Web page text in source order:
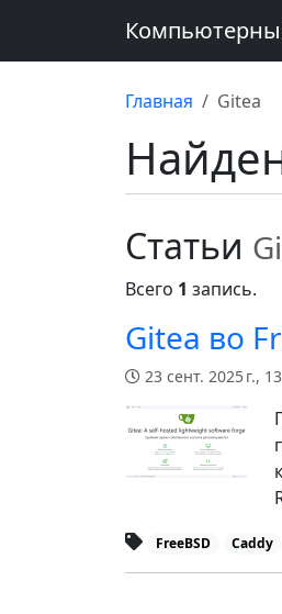
Главная Gitea
Статьи
Всего 1 запись.
Gitea во
23 сент. 2025 г.,
FreeBSD Caddy